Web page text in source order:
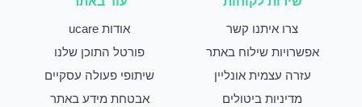
צרו איתנו קשר
אפשרויות שילוח באתר
עזרה עצמית אונליין
מדיניות ביטולים
אודות ucare
פורטל התוכן שלנו
שיתופי פעולה עסקיים
אבטחת מידע באתר